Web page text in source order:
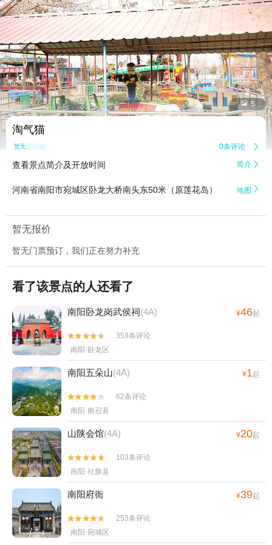
 5
淘气猫
暂无点评 0条评论 
查看景点简介及开放时间 简介 
河南省南阳市宛城区卧龙大桥南头东50米（原莲花岛） 地图 
暂无报价
暂无门票预订，我们正在努力补充
看了该景点的人还看了
南阳卧龙岗武侯祠(4A) ¥46起


359条评论
南阳·卧龙区
南阳五朵山(4A) ¥1起


62条评论
南阳·南召县
山陕会馆(4A) ¥20起


103条评论
南阳·社旗县
南阳府衙 ¥39起


253条评论
南阳·宛城区
